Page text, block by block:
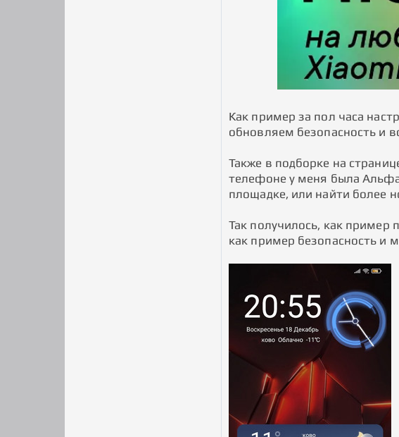
Как пример за пол часа
обновляем безопасность и
Также в подборке на
телефоне у меня была
площадке, или найти более
Так получилось, как пример
как пример безопасность и